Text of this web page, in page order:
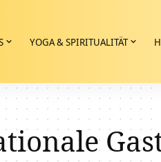
YOGA & SPIRITUALITÄT